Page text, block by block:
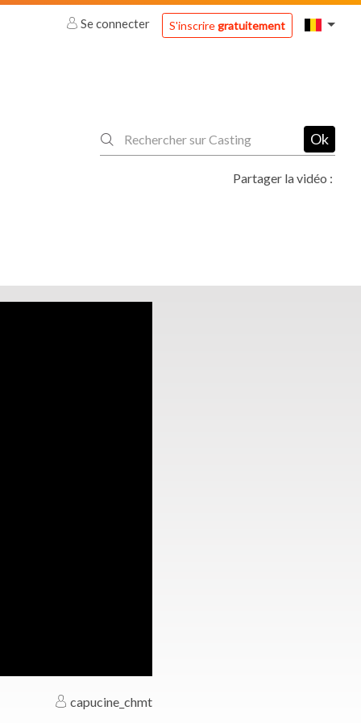
Se connecter S'inscriregratuitement
Ok
Partager la vidéo :
capucine_chmt